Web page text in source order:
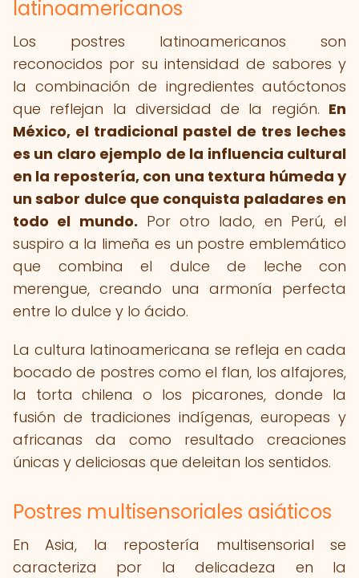
latinoamericanos
Los postres latinoamericanos son
reconocidos por su intensidad de sabores y
la combinación de ingredientes autóctonos
que reflejan la diversidad de la región. En
México, el tradicional pastel de tres leches
es un claro ejemplo de la influencia cultural
en la repostería, con una textura húmeda y
un sabor dulce que conquista paladares en
todo el mundo. Por otro lado, en Perú, el
suspiro a la limeña es un postre emblemático
que combina el dulce de leche con
merengue, creando una armonía perfecta
entre lo dulce y lo ácido.
La cultura latinoamericana se refleja en cada
bocado de postres como el flan, los alfajores,
la torta chilena o los picarones, donde la
fusión de tradiciones indígenas, europeas y
africanas da como resultado creaciones
únicas y deliciosas que deleitan los sentidos.
Postres multisensoriales asiáticos
En Asia, la repostería multisensorial se
caracteriza por la delicadeza en la